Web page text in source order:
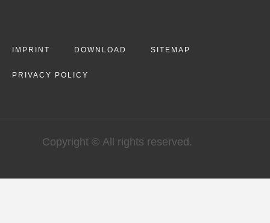
IMPRINT DOWNLOAD SITEMAP
PRIVACY POLICY
Copyright © All rights reserved.